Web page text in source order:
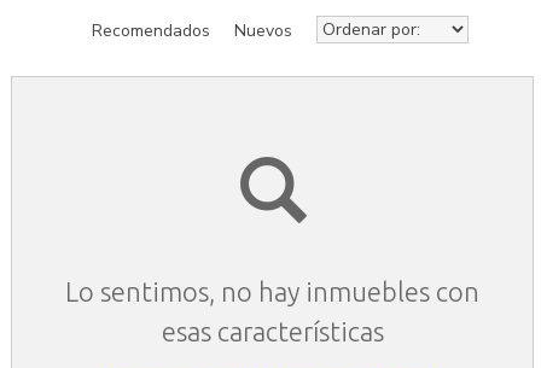
Recomendados Nuevos
Lo sentimos, no hay inmuebles con
esas características